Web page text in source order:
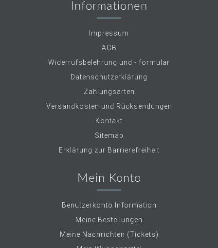
Informationen
Impressum
AGB
Widerrufsbelehrung und - formular
Datenschutzerklärung
Zahlungsarten
Versandkosten und Rücksendungen
Kontakt
Sitemap
Erklärung zur Barrierefreiheit
Mein Konto
Benutzerkonto Information
Meine Bestellungen
Meine Nachrichten (Tickets)